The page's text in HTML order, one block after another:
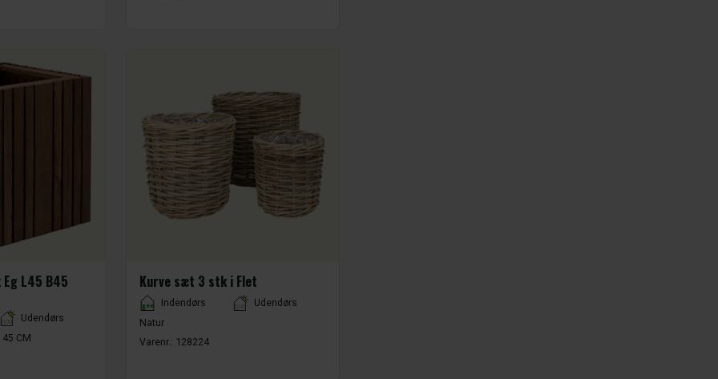
Eg L45 B45
Udendørs
45 CM
Kurve sæt 3 stk i Flet
Placement
Indendørs
Udendørs
Natur
Varenr.: 128224